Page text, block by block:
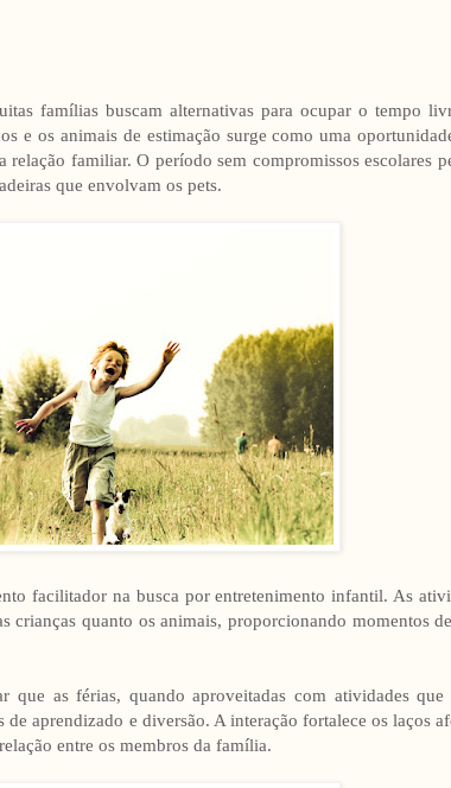
famílias buscam alternativas para ocupar o tempo
e os animais de estimação surge como uma
familiar. O período sem compromissos escolares
que envolvam os pets.
facilitador na busca por entretenimento infantil. As
crianças quanto os animais, proporcionando momentos
que as férias, quando aproveitadas com atividades que
aprendizado e diversão. A interação fortalece os laços
entre os membros da família.